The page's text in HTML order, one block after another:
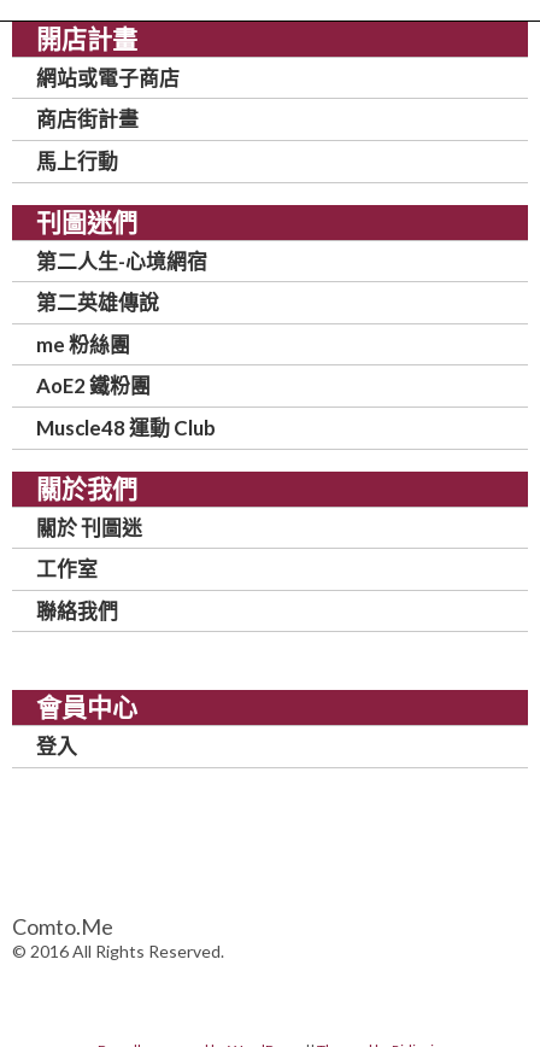
開店計畫
網站或電子商店
商店街計畫
馬上行動
刊圖迷們
第二人生-心境網宿
第二英雄傳說
me 粉絲團
AoE2 鐵粉團
Muscle48 運動 Club
關於我們
關於 刊圖迷
工作室
聯絡我們
會員中心
登入
Comto.Me
© 2016 All Rights Reserved.